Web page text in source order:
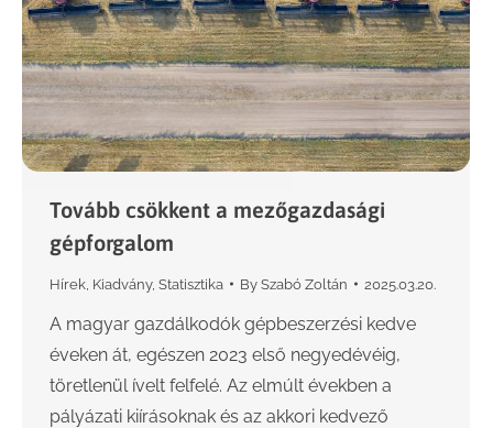
Tovább csökkent a mezőgazdasági
gépforgalom
Hírek Kiadvány, Statisztika By Szabó Zoltán 2025.03.20.
A magyar gazdálkodók gépbeszerzési kedve
éveken át, egészen 2023 első negyedévéig,
töretlenül ívelt felfelé. Az elmúlt években a
pályázati kiírásoknak és az akkori kedvező